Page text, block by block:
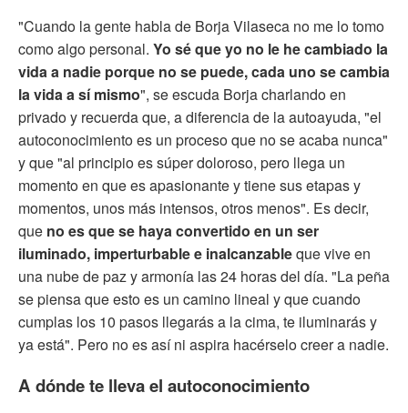
"Cuando la gente habla de Borja Vilaseca no me lo tomo
como algo personal. Yo sé que yo no le he cambiado la
vida a nadie porque no se puede, cada uno se cambia
la vida a sí mismo", se escuda Borja charlando en
privado y recuerda que, a diferencia de la autoayuda, "el
autoconocimiento es un proceso que no se acaba nunca"
y que "al principio es súper doloroso, pero llega un
momento en que es apasionante y tiene sus etapas y
momentos, unos más intensos, otros menos". Es decir,
que no es que se haya convertido en un ser
iluminado, imperturbable e inalcanzableque vive en
una nube de paz y armonía las 24 horas del día. "La peña
se piensa que esto es un camino lineal y que cuando
cumplas los 10 pasos llegarás a la cima, te iluminarás y
ya está". Pero no es así ni aspira hacérselo creer a nadie.
A dónde te lleva el autoconocimiento